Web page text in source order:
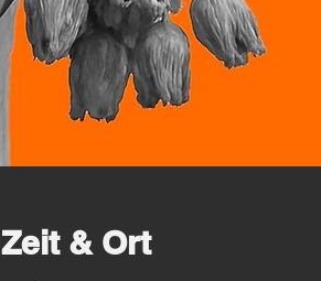
Zeit & Ort